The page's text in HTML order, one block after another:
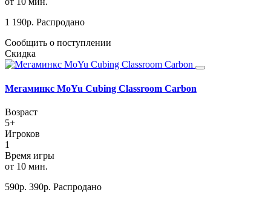
1 190р. Распродано
Сообщить о поступлении
Скидка
Мегаминкс MoYu Cubing Classroom Carbon
Возраст
5+
Игроков
1
Время игры
от 10 мин.
590р. 390р. Распродано